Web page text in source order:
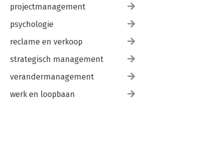
projectmanagement
psychologie
reclame en verkoop
strategisch management
verandermanagement
werk en loopbaan